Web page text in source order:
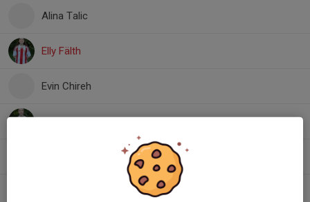
Alina Talic
Elly Fälth
Evin Chireh
Greta Grundström